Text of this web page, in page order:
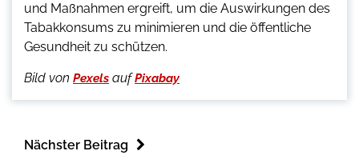
und Maßnahmen ergreift, um die Auswirkungen des
Tabakkonsums zu minimieren und die öffentliche
Gesundheit zu schützen.
Bild von Pexels aufPixabay
Nächster Beitrag